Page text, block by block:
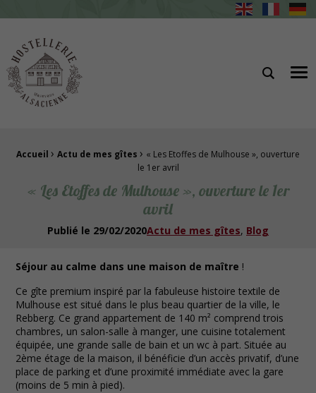
Hostellerie Alsacienne Gîtes et restaurant à Masevaux
Fil d'Ariane :
Accueil › Actu de mes gîtes › « Les Etoffes de Mulhouse », ouverture
le 1er avril
« Les Etoffes de Mulhouse », ouverture le 1er
avril
Publié le 29/02/2020Actu de mes gîtes Blog
Séjour au calme dans une maison de maître !
Ce gîte premium inspiré par la fabuleuse histoire textile de
Mulhouse est situé dans le plus beau quartier de la ville, le
Rebberg. Ce grand appartement de 140 m² comprend trois
chambres, un salon-salle à manger, une cuisine totalement
équipée, une grande salle de bain et un wc à part. Située au
2ème étage de la maison, il bénéficie d’un accès privatif, d’une
place de parking et d’une proximité immédiate avec la gare
(moins de 5 min à pied).